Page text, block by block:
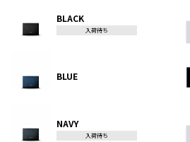
BLACK
入荷待ち
BLUE
NAVY
入荷待ち